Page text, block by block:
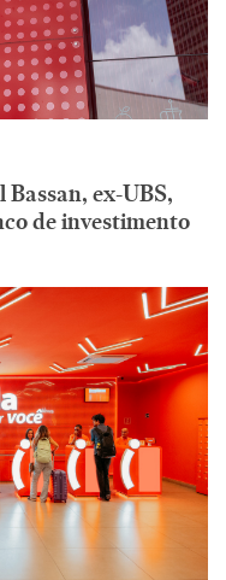
ex-UBS,
de investimento